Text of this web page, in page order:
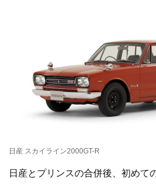
日産 スカイライン2000GT-R
日産とプリンスの合併後、初めて